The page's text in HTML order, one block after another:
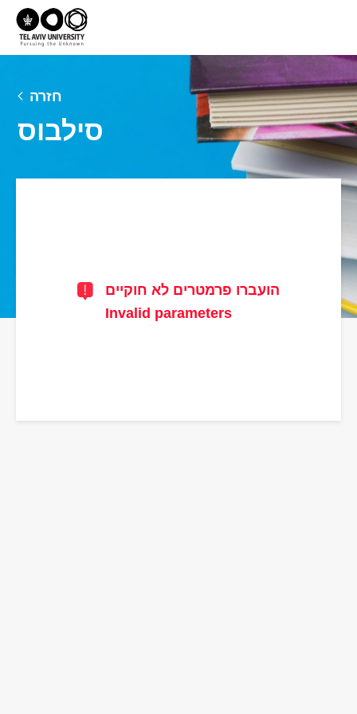
חזרה
סילבוס
הועברו פרמטרים לא חוקיים
Invalid parameters